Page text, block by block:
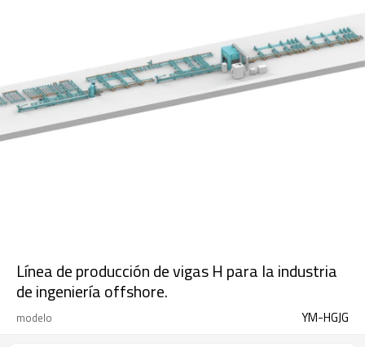
Línea de producción de vigas H para la industria
de ingeniería offshore.
modelo YM-HGJG